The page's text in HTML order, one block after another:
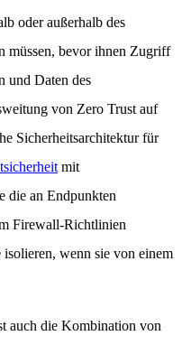
oder außerhalb des
müssen, bevor ihnen Zugriff
und Daten des
von Zero Trust auf
Sicherheitsarchitektur für
mit
die an Endpunkten
Firewall-Richtlinien
wenn sie von einem
auch die Kombination von